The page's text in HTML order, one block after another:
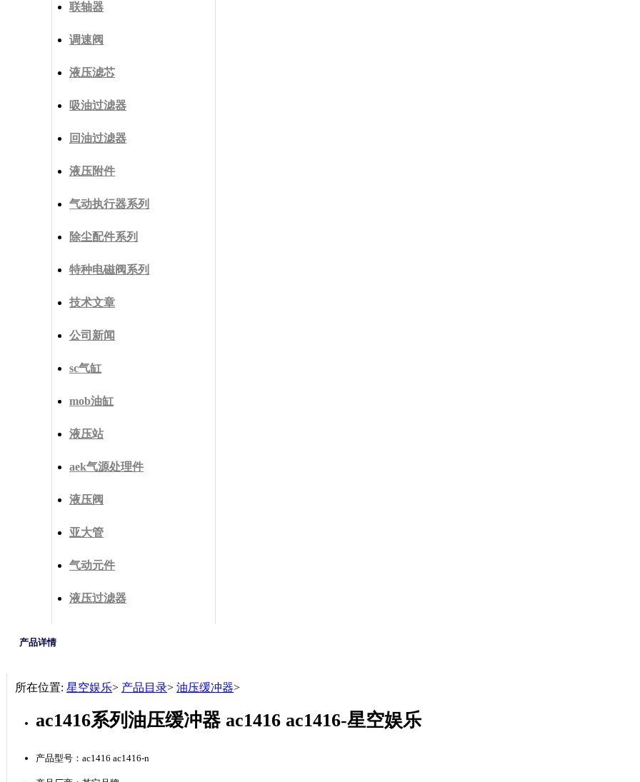
联轴器
调速阀
液压滤芯
吸油过滤器
回油过滤器
液压附件
气动执行器系列
除尘配件系列
特种电磁阀系列
技术文章
公司新闻
sc气缸
mob油缸
液压站
aek气源处理件
液压阀
亚大管
气动元件
液压过滤器
产品详情
所在位置: 星空娱乐> 产品目录> 油压缓冲器>
ac1416系列油压缓冲器 ac1416 ac1416-星空娱乐
产品型号：ac1416 ac1416-n